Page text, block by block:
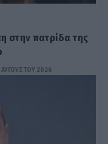
στην πατρίδα της
ΑΥΓΟΎΣΤΟΥ 2026